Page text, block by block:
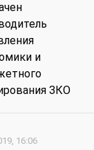
и
ЗКО
16:06